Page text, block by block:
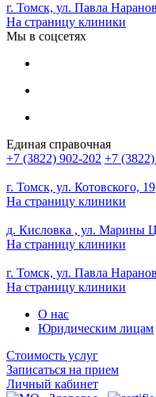
г. Томск, ул. Павла
На страницу клиники
Мы в соцсетях
Единая справочная
+7 (3822) 902-202 +7
г. Томск, ул. Котовского, 19
На страницу клиники
д. Кисловка , ул. Марины
На страницу клиники
г. Томск, ул. Павла
На страницу клиники
О нас
Юридическим лицам
Стоимость услуг
Записаться на прием
Личный кабинет